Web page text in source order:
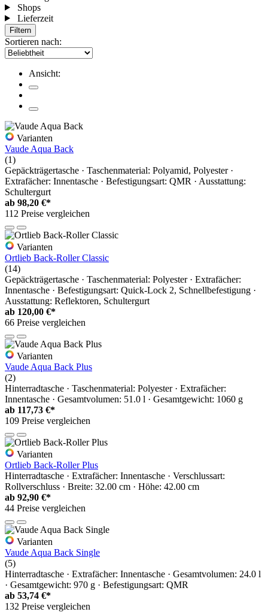
Shops
Lieferzeit
Filtern
Sortieren nach:
Ansicht:
Varianten
Vaude Aqua Back
(1)
Gepäckträgertasche · Taschenmaterial: Polyamid, Polyester ·
Extrafächer: Innentasche · Befestigungsart: QMR · Ausstattung:
Schultergurt
ab 98,20 €*
112 Preise vergleichen
Varianten
Ortlieb Back-Roller Classic
(14)
Gepäckträgertasche · Taschenmaterial: Polyester · Extrafächer:
Innentasche · Befestigungsart: Quick-Lock 2, Schnellbefestigung ·
Ausstattung: Reflektoren, Schultergurt
ab 120,00 €*
66 Preise vergleichen
Varianten
Vaude Aqua Back Plus
(2)
Hinterradtasche · Taschenmaterial: Polyester · Extrafächer:
Innentasche · Gesamtvolumen: 51.0 l · Gesamtgewicht: 1060 g
ab 117,73 €*
109 Preise vergleichen
Varianten
Ortlieb Back-Roller Plus
Hinterradtasche · Extrafächer: Innentasche · Verschlussart:
Rollverschluss · Breite: 32.00 cm · Höhe: 42.00 cm
ab 92,90 €*
44 Preise vergleichen
Varianten
Vaude Aqua Back Single
(5)
Hinterradtasche · Extrafächer: Innentasche · Gesamtvolumen: 24.0 l
· Gesamtgewicht: 970 g · Befestigungsart: QMR
ab 53,74 €*
132 Preise vergleichen